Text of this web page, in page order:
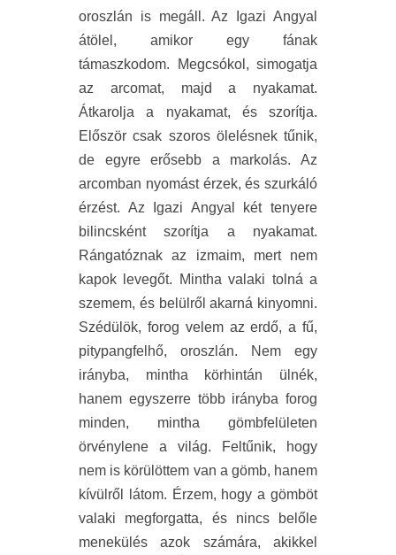
oroszlán is megáll. Az Igazi Angyal
átölel, amikor egy fának
támaszkodom. Megcsókol, simogatja
az arcomat, majd a nyakamat.
Átkarolja a nyakamat, és szorítja.
Először csak szoros ölelésnek tűnik,
de egyre erősebb a markolás. Az
arcomban nyomást érzek, és szurkáló
érzést. Az Igazi Angyal két tenyere
bilincsként szorítja a nyakamat.
Rángatóznak az izmaim, mert nem
kapok levegőt. Mintha valaki tolná a
szemem, és belülről akarná kinyomni.
Szédülök, forog velem az erdő, a fű,
pitypangfelhő, oroszlán. Nem egy
irányba, mintha körhintán ülnék,
hanem egyszerre több irányba forog
minden, mintha gömbfelületen
örvénylene a világ. Feltűnik, hogy
nem is körülöttem van a gömb, hanem
kívülről látom. Érzem, hogy a gömböt
valaki megforgatta, és nincs belőle
menekülés azok számára, akikkel